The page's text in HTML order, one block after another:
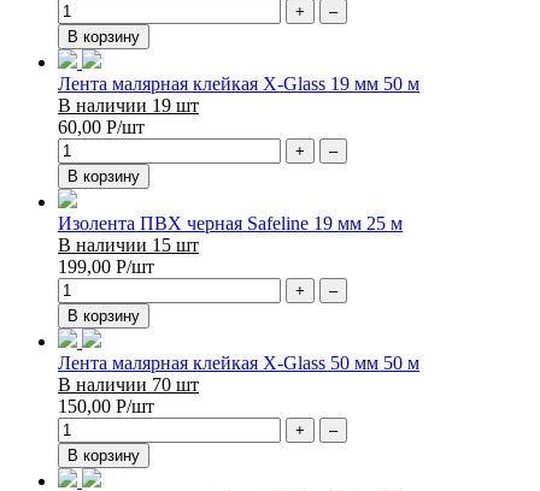
+
–
В корзину
Лента малярная клейкая X-Glass 19 мм 50 м
В наличии 19 шт
60,00 Р/шт
+
–
В корзину
Изолента ПВХ черная Safeline 19 мм 25 м
В наличии 15 шт
199,00 Р/шт
+
–
В корзину
Лента малярная клейкая X-Glass 50 мм 50 м
В наличии 70 шт
150,00 Р/шт
+
–
В корзину